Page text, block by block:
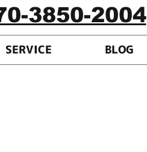
3850-2004
SERVICE BLOG